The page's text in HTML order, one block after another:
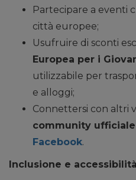
Partecipare a eventi
città europee;
Usufruire di sconti
Europea per i
utilizzabile per
e alloggi;
Connettersi con altri
community ufficiale
Facebook.
Inclusione e accessibilità